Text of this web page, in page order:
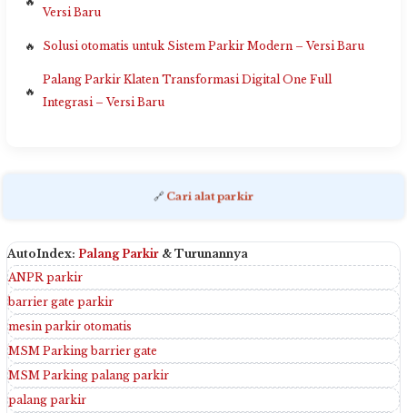
Versi Baru
Solusi otomatis untuk Sistem Parkir Modern – Versi Baru
Palang Parkir Klaten Transformasi Digital One Full
Integrasi – Versi Baru
🔗 Cari alat parkir
AutoIndex: Palang Parkir & Turunannya
ANPR parkir
barrier gate parkir
mesin parkir otomatis
MSM Parking barrier gate
MSM Parking palang parkir
palang parkir